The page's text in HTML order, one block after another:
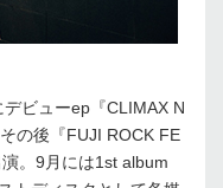
ビューep『CLIMAX N
の後『FUJI ROCK FE
。9月には1st album